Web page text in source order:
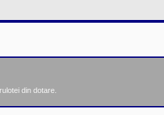
din dotare.